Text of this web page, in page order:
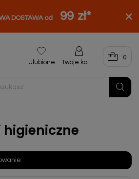
DOSTAWA od 99 zł*
Ulubione Twoje konto
0